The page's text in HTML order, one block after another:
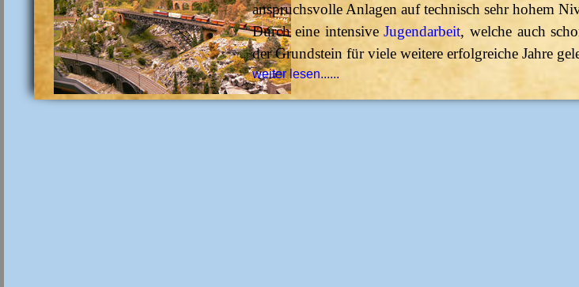
anspruchsvolle Anlagen auf technisch sehr hohem
Durch eine intensiveJugendarbeit, welche auch
der Grundstein für viele weitere erfolgreiche Jahre
weiter lesen......